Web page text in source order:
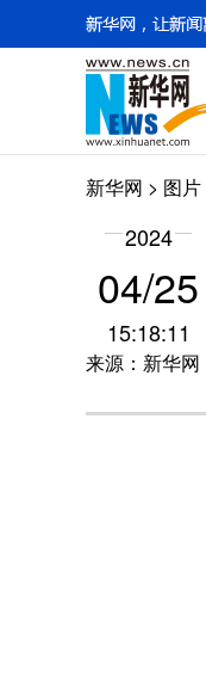
新华网 > 图片
2024
04/25
15:18:11
来源：新华网